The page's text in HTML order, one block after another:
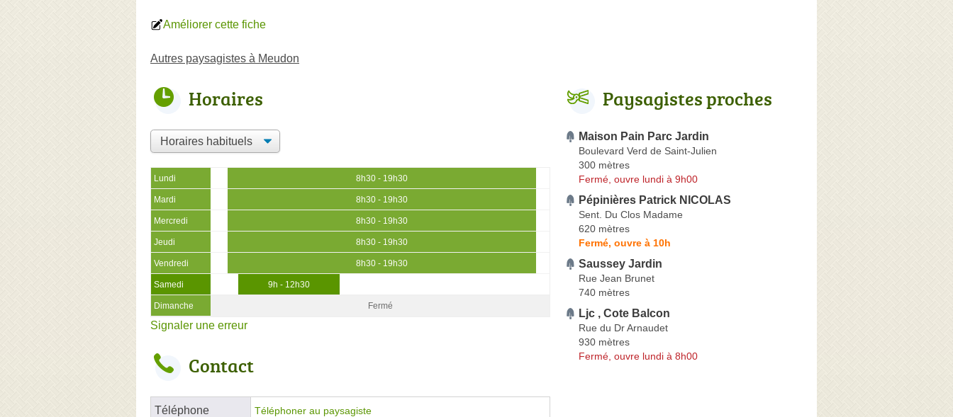
Améliorer cette fiche
Autres paysagistes à Meudon
Horaires
Lundi 8h30 - 19h30
Mardi 8h30 - 19h30
Mercredi 8h30 - 19h30
Jeudi 8h30 - 19h30
Vendredi 8h30 - 19h30
Samedi 9h - 12h30
Dimanche Fermé
Signaler une erreur
Contact
Téléphone Téléphoner au paysagiste
Paysagistes proches
Maison Pain Parc Jardin
Boulevard Verd de Saint-Julien
300 mètres
Fermé, ouvre lundi à 9h00
Pépinières Patrick NICOLAS
Sent. Du Clos Madame
620 mètres
Fermé, ouvre à 10h
Saussey Jardin
Rue Jean Brunet
740 mètres
Ljc , Cote Balcon
Rue du Dr Arnaudet
930 mètres
Fermé, ouvre lundi à 8h00